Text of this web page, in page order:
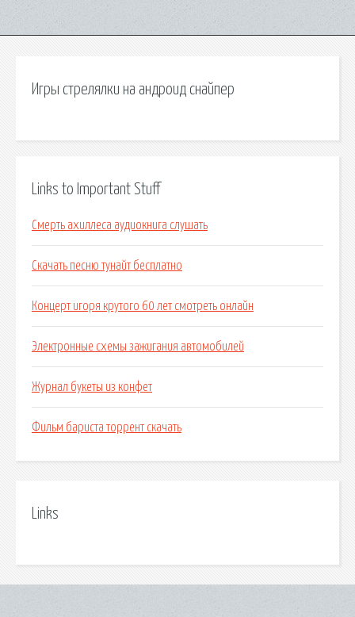
Игры стрелялки на андроид снайпер
Links to Important Stuff
Смерть ахиллеса аудиокнига слушать
Скачать песню тунайт бесплатно
Концерт игоря крутого 60 лет смотреть онлайн
Электронные схемы зажигания автомобилей
Журнал букеты из конфет
Фильм бариста торрент скачать
Links